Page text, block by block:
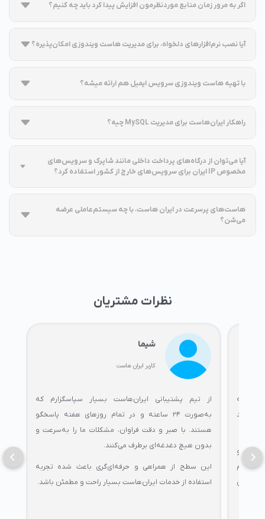
اگر به مرور زمان منابع موردنظرمون افزایش پیدا کرد باید چه کنیم؟
آیا نصب نرم‌افزارهای دلخواه، برای مدیریت هاست ویندوزی امکان‌پذیره؟
با تهیه هاست ویندوزی سرویس ایمیل هم ارائه میشه؟
راهکار ایران‌هاست برای مدیریت MySQL چیه؟
ریموت مدیریت کنید!
آیا می‌توان از درگاه‌های پرداخت داخلی مانند شاپرک و سرویس‌های
مخصوص IP ایران برای سرویس‌های خارج از کشور استفاده کرد؟
هاست‌های پرسرعت در ایران هاست، با چه سیستم‌عاملی عرضه
می‌شن؟
نظرات مشتریان
را به
شد
است و
شیما
کاربر ایران هاست
از تیم پشتیبانی ایران‌هاست بسیار سپاسگزارم که
به‌صورت ۲۴ ساعته و در تمام روزهای هفته پاسخگو
هستند. با صبر و دقت فراوان، مشکلات ما را به‌سرعت و
بدون هیچ دغدغه‌ای برطرف می‌کنند.
این سطح از همراهی و حرفه‌ای‌گری باعث شده تجربه
استفاده از خدمات ایران‌هاست بسیار راحت و مطمئن باشد.